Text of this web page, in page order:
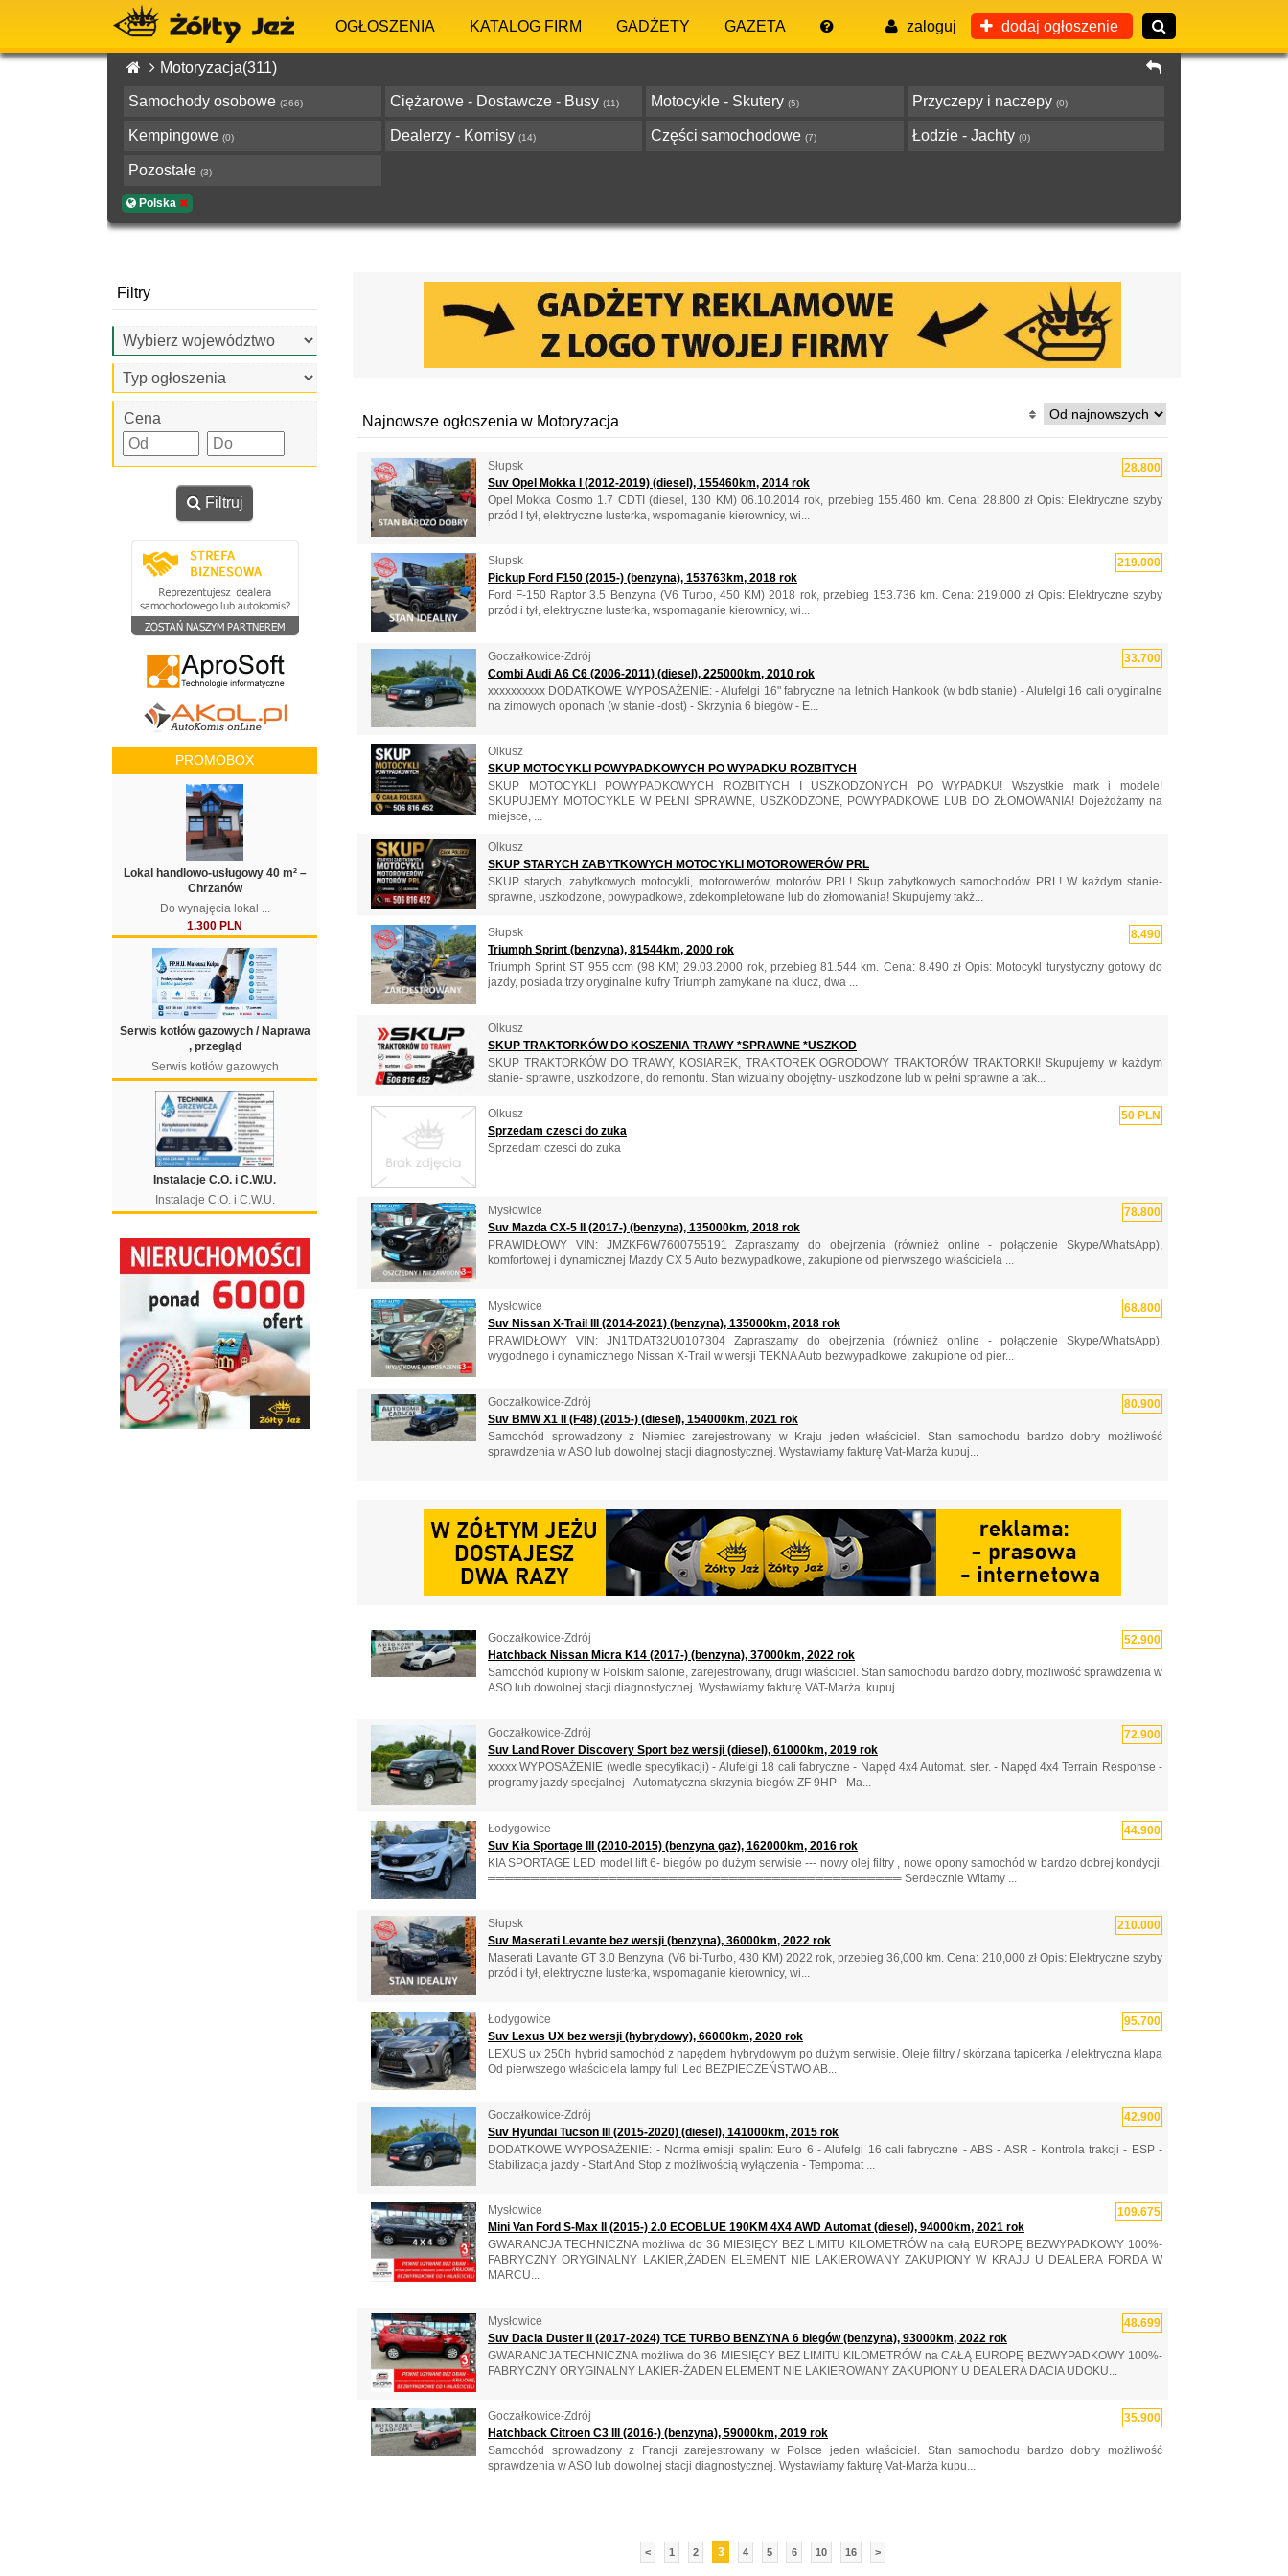
OGŁOSZENIA KATALOG FIRM GADŻETY GAZETA zaloguj dodaj ogłoszenie
Motoryzacja(311)
Samochody osobowe (266) Ciężarowe - Dostawcze - Busy (11) Motocykle - Skutery (5) Przyczepy i naczepy (0)
Kempingowe (0) Dealerzy - Komisy (14) Części samochodowe (7) Łodzie - Jachty (0)
Pozostałe (3)
Polska
Filtry
Cena
Filtruj
PROMOBOX
Lokal handlowo-usługowy 40 m² –
Chrzanów
Do wynajęcia lokal ...
1.300 PLN
Serwis kotłów gazowych / Naprawa
, przegląd
Serwis kotłów gazowych
Instalacje C.O. i C.W.U.
Instalacje C.O. i C.W.U.
Najnowsze ogłoszenia w Motoryzacja
28.800
Słupsk
Suv Opel Mokka I (2012-2019) (diesel), 155460km, 2014 rok
Opel Mokka Cosmo 1.7 CDTI (diesel, 130 KM) 06.10.2014 rok, przebieg 155.460 km. Cena: 28.800 zł Opis: Elektryczne szyby
przód I tył, elektryczne lusterka, wspomaganie kierownicy, wi...
219.000
Słupsk
Pickup Ford F150 (2015-) (benzyna), 153763km, 2018 rok
Ford F-150 Raptor 3.5 Benzyna (V6 Turbo, 450 KM) 2018 rok, przebieg 153.736 km. Cena: 219.000 zł Opis: Elektryczne szyby
przód i tył, elektryczne lusterka, wspomaganie kierownicy, wi...
33.700
Goczałkowice-Zdrój
Combi Audi A6 C6 (2006-2011) (diesel), 225000km, 2010 rok
xxxxxxxxxx DODATKOWE WYPOSAŻENIE: - Alufelgi 16" fabryczne na letnich Hankook (w bdb stanie) - Alufelgi 16 cali oryginalne
na zimowych oponach (w stanie -dost) - Skrzynia 6 biegów - E...
Olkusz
SKUP MOTOCYKLI POWYPADKOWYCH PO WYPADKU ROZBITYCH
SKUP MOTOCYKLI POWYPADKOWYCH ROZBITYCH I USZKODZONYCH PO WYPADKU! Wszystkie mark i modele!
SKUPUJEMY MOTOCYKLE W PEŁNI SPRAWNE, USZKODZONE, POWYPADKOWE LUB DO ZŁOMOWANIA! Dojeżdżamy na
miejsce, ...
Olkusz
SKUP STARYCH ZABYTKOWYCH MOTOCYKLI MOTOROWERÓW PRL
SKUP starych, zabytkowych motocykli, motorowerów, motorów PRL! Skup zabytkowych samochodów PRL! W każdym stanie-
sprawne, uszkodzone, powypadkowe, zdekompletowane lub do złomowania! Skupujemy takż...
8.490
Słupsk
Triumph Sprint (benzyna), 81544km, 2000 rok
Triumph Sprint ST 955 ccm (98 KM) 29.03.2000 rok, przebieg 81.544 km. Cena: 8.490 zł Opis: Motocykl turystyczny gotowy do
jazdy, posiada trzy oryginalne kufry Triumph zamykane na klucz, dwa ...
Olkusz
SKUP TRAKTORKÓW DO KOSZENIA TRAWY *SPRAWNE *USZKOD
SKUP TRAKTORKÓW DO TRAWY, KOSIAREK, TRAKTOREK OGRODOWY TRAKTORÓW TRAKTORKI! Skupujemy w każdym
stanie- sprawne, uszkodzone, do remontu. Stan wizualny obojętny- uszkodzone lub w pełni sprawne a tak...
50 PLN
Olkusz
Sprzedam czesci do zuka
Sprzedam czesci do zuka
78.800
Mysłowice
Suv Mazda CX-5 II (2017-) (benzyna), 135000km, 2018 rok
PRAWIDŁOWY VIN: JMZKF6W7600755191 Zapraszamy do obejrzenia (również online - połączenie Skype/WhatsApp),
komfortowej i dynamicznej Mazdy CX 5 Auto bezwypadkowe, zakupione od pierwszego właściciela ...
68.800
Mysłowice
Suv Nissan X-Trail III (2014-2021) (benzyna), 135000km, 2018 rok
PRAWIDŁOWY VIN: JN1TDAT32U0107304 Zapraszamy do obejrzenia (również online - połączenie Skype/WhatsApp),
wygodnego i dynamicznego Nissan X-Trail w wersji TEKNA Auto bezwypadkowe, zakupione od pier...
80.900
Goczałkowice-Zdrój
Suv BMW X1 II (F48) (2015-) (diesel), 154000km, 2021 rok
Samochód sprowadzony z Niemiec zarejestrowany w Kraju jeden właściciel. Stan samochodu bardzo dobry możliwość
sprawdzenia w ASO lub dowolnej stacji diagnostycznej. Wystawiamy fakturę Vat-Marża kupuj...
52.900
Goczałkowice-Zdrój
Hatchback Nissan Micra K14 (2017-) (benzyna), 37000km, 2022 rok
Samochód kupiony w Polskim salonie, zarejestrowany, drugi właściciel. Stan samochodu bardzo dobry, możliwość sprawdzenia w
ASO lub dowolnej stacji diagnostycznej. Wystawiamy fakturę VAT-Marża, kupuj...
72.900
Goczałkowice-Zdrój
Suv Land Rover Discovery Sport bez wersji (diesel), 61000km, 2019 rok
xxxxx WYPOSAŻENIE (wedle specyfikacji) - Alufelgi 18 cali fabryczne - Napęd 4x4 Automat. ster. - Napęd 4x4 Terrain Response -
programy jazdy specjalnej - Automatyczna skrzynia biegów ZF 9HP - Ma...
44.900
Łodygowice
Suv Kia Sportage III (2010-2015) (benzyna gaz), 162000km, 2016 rok
KIA SPORTAGE LED model lift 6- biegów po dużym serwisie --- nowy olej filtry , nowe opony samochód w bardzo dobrej kondycji.
════════════════════════════════════════════════ Serdecznie Witamy ...
210.000
Słupsk
Suv Maserati Levante bez wersji (benzyna), 36000km, 2022 rok
Maserati Lavante GT 3.0 Benzyna (V6 bi-Turbo, 430 KM) 2022 rok, przebieg 36,000 km. Cena: 210,000 zł Opis: Elektryczne szyby
przód i tył, elektryczne lusterka, wspomaganie kierownicy, wi...
95.700
Łodygowice
Suv Lexus UX bez wersji (hybrydowy), 66000km, 2020 rok
LEXUS ux 250h hybrid samochód z napędem hybrydowym po dużym serwisie. Oleje filtry / skórzana tapicerka / elektryczna klapa
Od pierwszego właściciela lampy full Led BEZPIECZEŃSTWO AB...
42.900
Goczałkowice-Zdrój
Suv Hyundai Tucson III (2015-2020) (diesel), 141000km, 2015 rok
DODATKOWE WYPOSAŻENIE: - Norma emisji spalin: Euro 6 - Alufelgi 16 cali fabryczne - ABS - ASR - Kontrola trakcji - ESP -
Stabilizacja jazdy - Start And Stop z możliwością wyłączenia - Tempomat ...
109.675
Mysłowice
Mini Van Ford S-Max II (2015-) 2.0 ECOBLUE 190KM 4X4 AWD Automat (diesel), 94000km, 2021 rok
GWARANCJA TECHNICZNA możliwa do 36 MIESIĘCY BEZ LIMITU KILOMETRÓW na całą EUROPĘ BEZWYPADKOWY 100%-
FABRYCZNY ORYGINALNY LAKIER,ŻADEN ELEMENT NIE LAKIEROWANY ZAKUPIONY W KRAJU U DEALERA FORDA W
MARCU...
48.699
Mysłowice
Suv Dacia Duster II (2017-2024) TCE TURBO BENZYNA 6 biegów (benzyna), 93000km, 2022 rok
GWARANCJA TECHNICZNA możliwa do 36 MIESIĘCY BEZ LIMITU KILOMETRÓW na CAŁĄ EUROPĘ BEZWYPADKOWY 100%-
FABRYCZNY ORYGINALNY LAKIER-ŻADEN ELEMENT NIE LAKIEROWANY ZAKUPIONY U DEALERA DACIA UDOKU...
35.900
Goczałkowice-Zdrój
Hatchback Citroen C3 III (2016-) (benzyna), 59000km, 2019 rok
Samochód sprowadzony z Francji zarejestrowany w Polsce jeden właściciel. Stan samochodu bardzo dobry możliwość
sprawdzenia w ASO lub dowolnej stacji diagnostycznej. Wystawiamy fakturę Vat-Marża kupu...
< 1 2 3 4 5 6 10 16 >